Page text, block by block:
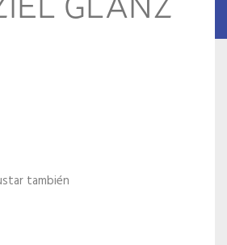
también